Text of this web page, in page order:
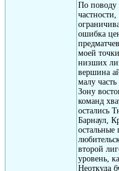
По
ошибка
моей
низших
вершина
малу
Зону
команд
остались
Барнаул,
остальные
второй
уровень,
Неоткуда